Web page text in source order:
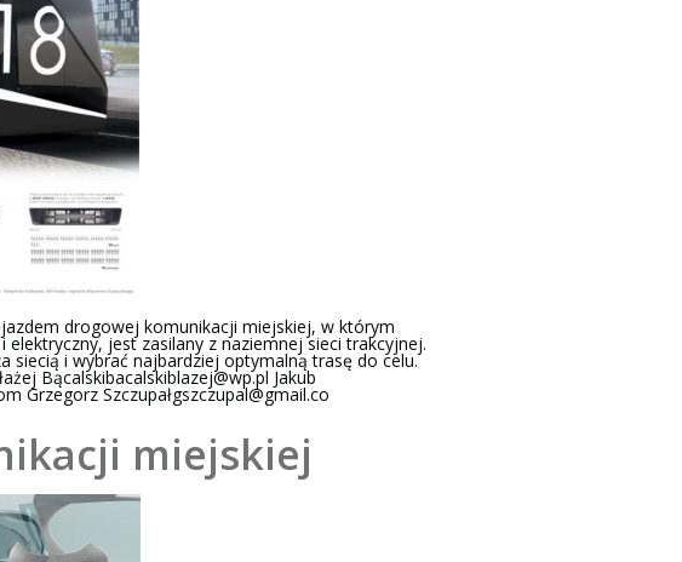
drogowej komunikacji miejskiej, w którym
jest zasilany z naziemnej sieci trakcyjnej.
i wybrać najbardziej optymalną trasę do celu.
Bącalskibacalskiblazej@wp.pl Jakub
Grzegorz Szczupałgszczupal@gmail.co
miejskiej